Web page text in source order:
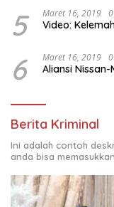
5 Maret 16, 2019
Video:
6 Maret 16, 2019
Aliansi Nissan-
Berita Kriminal
Ini adalah contoh
anda bisa